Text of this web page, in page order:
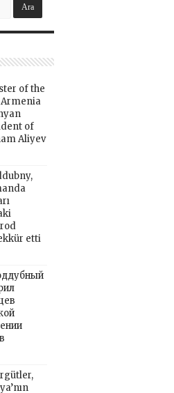
of the
of
Aliyev
etti